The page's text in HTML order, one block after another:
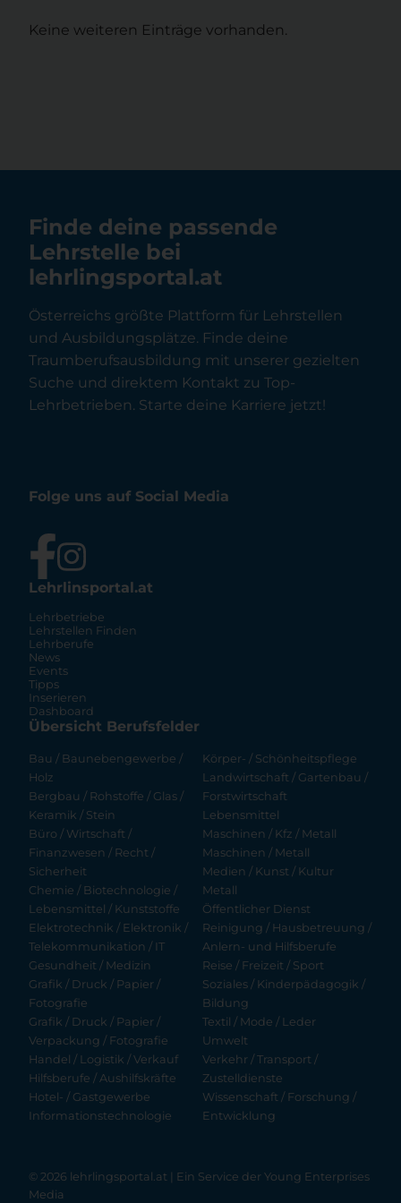
Keine weiteren Einträge vorhanden.
Finde deine passende
Lehrstelle bei
lehrlingsportal.at
Österreichs größte Plattform für Lehrstellen
und Ausbildungsplätze. Finde deine
Traumberufsausbildung mit unserer gezielten
Suche und direktem Kontakt zu Top-
Lehrbetrieben. Starte deine Karriere jetzt!
Folge uns auf Social Media
Lehrlinsportal.at
Lehrbetriebe
Lehrstellen Finden
Lehrberufe
News
Events
Tipps
Inserieren
Dashboard
Übersicht Berufsfelder
Bau / Baunebengewerbe /
Holz
Bergbau / Rohstoffe / Glas /
Keramik / Stein
Büro / Wirtschaft /
Finanzwesen / Recht /
Sicherheit
Chemie / Biotechnologie /
Lebensmittel / Kunststoffe
Elektrotechnik / Elektronik /
Telekommunikation / IT
Gesundheit / Medizin
Grafik / Druck / Papier /
Fotografie
Grafik / Druck / Papier /
Verpackung / Fotografie
Handel / Logistik / Verkauf
Hilfsberufe / Aushilfskräfte
Hotel- / Gastgewerbe
Informationstechnologie
Körper- / Schönheitspflege
Landwirtschaft / Gartenbau /
Forstwirtschaft
Lebensmittel
Maschinen / Kfz / Metall
Maschinen / Metall
Medien / Kunst / Kultur
Metall
Öffentlicher Dienst
Reinigung / Hausbetreuung /
Anlern- und Hilfsberufe
Reise / Freizeit / Sport
Soziales / Kinderpädagogik /
Bildung
Textil / Mode / Leder
Umwelt
Verkehr / Transport /
Zustelldienste
Wissenschaft / Forschung /
Entwicklung
© 2026 lehrlingsportal.at | Ein Service der Young Enterprises
Media